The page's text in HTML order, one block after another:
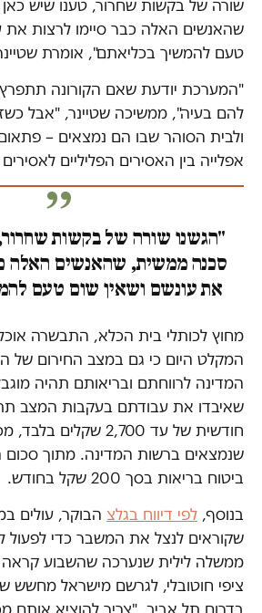
שורה של בקשות שחרור, טענו שיש
שהאנשים האלה כבר סיימו לרצות את
טעם להמשיך בכליאתם", אומרת
"המערכת יודעת שאם הקורונה
להם בעיה", ממשיכה שטיינר, "אבל
ולבית הסוהר שבו הם נמצאים –
אפלייה בין האסירים הפליליים
"הגשנו שורה של בקשות
סכנה ממשית, שהאנשים האלה
את עונשם ושאין שום טעם
מחוץ לכותלי בית הכלא, התבשרה
המקלט היום כי גם במצב החירום של
המדינה לרווחתם ובריאותם תהיה
שאיבדו את עבודתם בעקבות המצב
חודשית של עד 2,700
שנמצאים ברשות המדינה. מתוך סכום
ביטוח בריאות בסך 200 שקל בחודש.
בנוסף, לפי דיווח בגלצ הבוקר, עולים
שקוראים לנצל את המשבר כדי לפעול
ממשלה לילית שנערכה שהשבוע
ציפי חוטובלי, לגרשם מישראל מחשש